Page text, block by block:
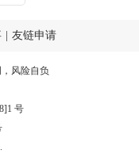
友链申请
，风险自负
号